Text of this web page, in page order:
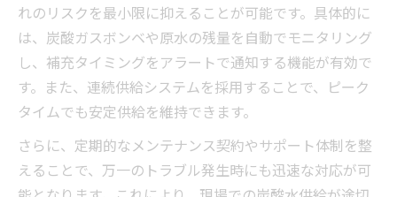
れのリスクを最小限に抑えることが可能です。具体的に
は、炭酸ガスボンベや原水の残量を自動でモニタリング
し、補充タイミングをアラートで通知する機能が有効で
す。また、連続供給システムを採用することで、ピーク
タイムでも安定供給を維持できます。
さらに、定期的なメンテナンス契約やサポート体制を整
えることで、万一のトラブル発生時にも迅速な対応が可